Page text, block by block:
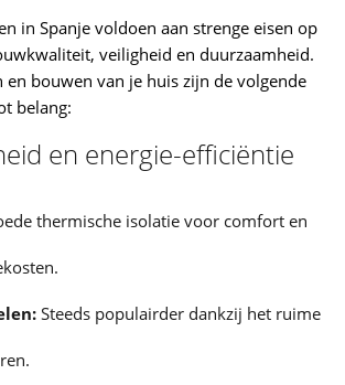
in Spanje voldoen aan strenge eisen op
veiligheid en duurzaamheid.
bouwen van je huis zijn de volgende
belang:
en energie-efficiëntie
thermische isolatie voor comfort en
Steeds populairder dankzij het ruime